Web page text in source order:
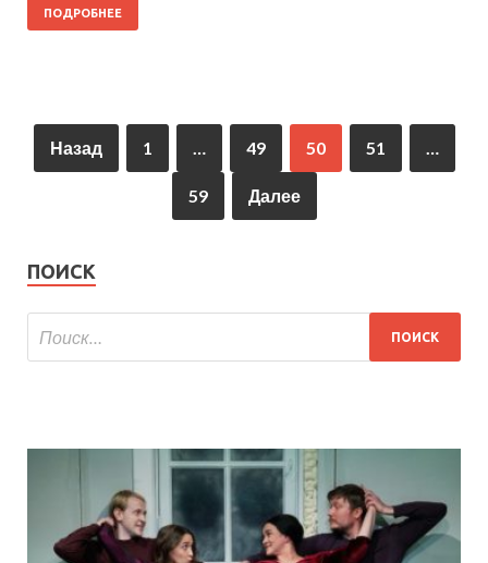
ПОДРОБНЕЕ
Назад 1 … 49 50 51 …
59 Далее
ПОИСК